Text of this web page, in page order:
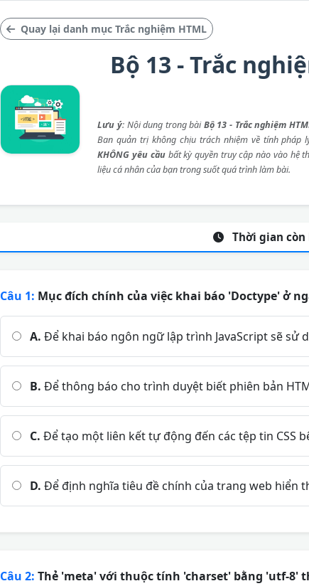
Quay lại danh mục Trắc nghiệm HTML
Bộ 13 - Trắc
Lưu ý: Nội dung trong bàiBộ 13 - Trắc nghiệm
Ban quản trị không chịu trách nhiệm về tính pháp
KHÔNG yêu cầubất kỳ quyền truy cập nào vào hệ
liệu cá nhân của bạn trong suốt quá trình làm bài.
Thời gian còn
Câu 1: Mục đích chính của việc khai báo 'Doctype' ở
A. Để khai báo ngôn ngữ lập trình JavaScript sẽ sử
B. Để thông báo cho trình duyệt biết phiên bản
C. Để tạo một liên kết tự động đến các tệp tin CSS
D. Để định nghĩa tiêu đề chính của trang web hiển
Câu 2: Thẻ 'meta' với thuộc tính 'charset' bằng 'utf-